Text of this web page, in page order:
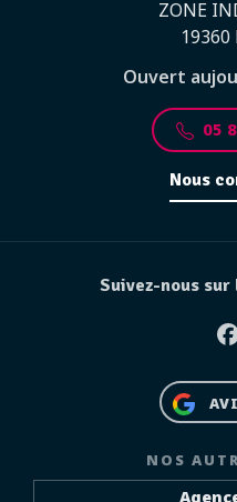
ZONE
Ouvert
05
Nous
Suivez-nous
NOS